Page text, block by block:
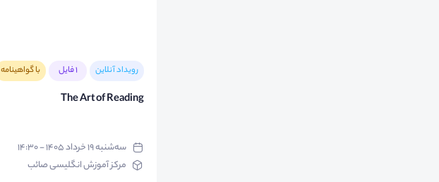
رویداد آنلاین 1 فایل با گواهینامه
The Art of Reading
سه‌شنبه ۱۹ خرداد ۱۴۰۵ - ۱۴:۳۰
مرکز آموزش انگلیسی صائب